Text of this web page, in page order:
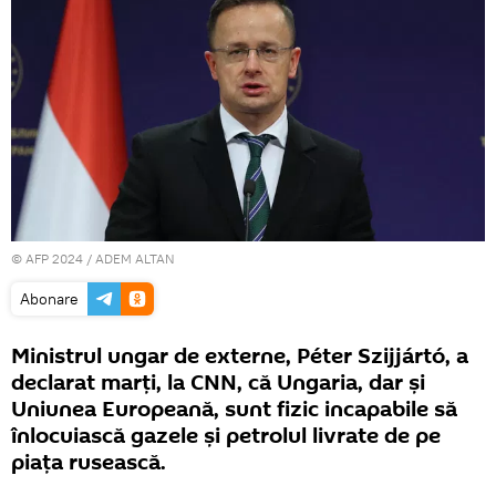
© AFP 2024 / ADEM ALTAN
Abonare
Ministrul ungar de externe, Péter Szijjártó, a
declarat marți, la CNN, că Ungaria, dar și
Uniunea Europeană, sunt fizic incapabile să
înlocuiască gazele și petrolul livrate de pe
piața rusească.